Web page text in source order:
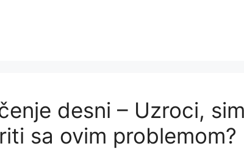
desni – Uzroci,
sa ovim problemom?